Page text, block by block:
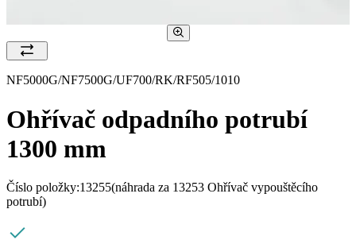
NF5000G/NF7500G/UF700/RK/RF505/1010
Ohřívač odpadního potrubí
1300 mm
Číslo položky:13255(náhrada za 13253 Ohřívač vypouštěcího
potrubí)